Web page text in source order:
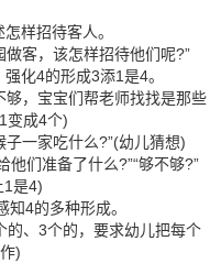
样招待客人。
客，该怎样招待他们呢?”
化4的形成3添1是4。
，宝宝们帮老师找找是那些
变成4个)
一家吃什么?”(幼儿猜想)
们准备了什么?”“够不够?”
1是4)
4的多种形成。
、3个的，要求幼儿把每个
)